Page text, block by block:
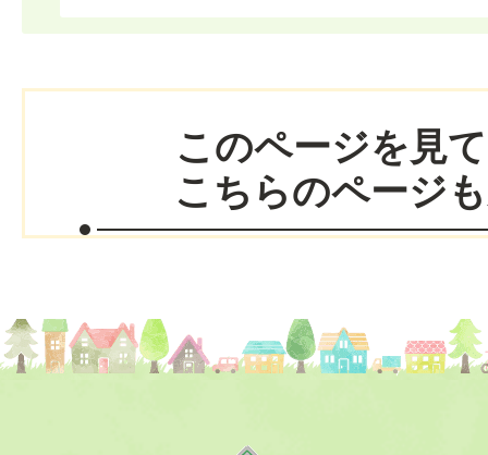
このページを見
こちらのページ